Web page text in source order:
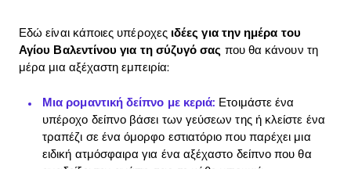
Εδώ είναι κάποιες υπέροχες ιδέες για την ημέρα του
Αγίου Βαλεντίνου για τη σύζυγό σας που θα κάνουν τη
μέρα μια αξέχαστη εμπειρία:
Μια ρομαντική δείπνο με κεριά: Ετοιμάστε ένα
υπέροχο δείπνο βάσει των γεύσεων της ή κλείστε ένα
τραπέζι σε ένα όμορφο εστιατόριο που παρέχει μια
ειδική ατμόσφαιρα για ένα αξέχαστο δείπνο που θα